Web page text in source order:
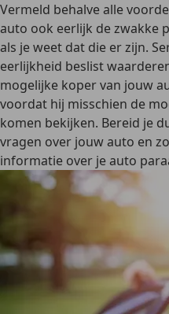
Vermeld behalve alle
auto ook eerlijk de zwakke
als je weet dat die er zijn.
eerlijkheid beslist
mogelijke koper van jouw
voordat hij misschien de
komen bekijken. Bereid je
vragen over jouw auto en
informatie over je auto